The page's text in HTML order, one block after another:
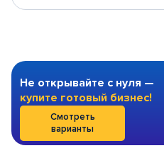
Не открывайте с нуля —
купите готовый бизнес!
Смотреть
варианты